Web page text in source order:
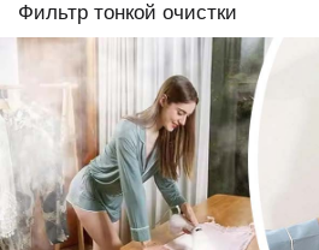
Фильтр тонкой очистки